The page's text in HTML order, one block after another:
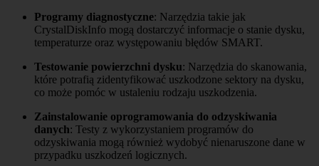
Programy diagnostyczne: Narzędzia takie jak
CrystalDiskInfo mogą dostarczyć informacje o stanie dysku,
temperaturze oraz występowaniu błędów SMART.
Testowanie powierzchni dysku: Narzędzia do skanowania,
które potrafią zidentyfikować uszkodzone sektory na dysku,
co może pomóc w ustaleniu rodzaju uszkodzenia.
Zainstalowanie oprogramowania do odzyskiwania
danych: Testy z wykorzystaniem programów do
odzyskiwania mogą również wydobyć nienaruszone dane w
przypadku uszkodzeń logicznych.